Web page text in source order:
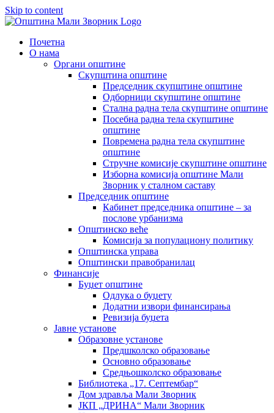
Skip to content
Почетна
О нама
Органи општине
Скупштина општине
Председник скупштине општине
Одборници скупштине општине
Стална радна тела скупштине општине
Посебна радна тела скупштине
општине
Повремена радна тела скупштине
општине
Стручне комисије скупштине општине
Изборна комисија општине Мали
Зворник у сталном саставу
Председник општине
Кабинет председника општине – за
послове урбанизма
Општинско веће
Комисија за популациону политику
Општинска управа
Општински правобранилац
Финансије
Буџет општине
Одлука о буџету
Додатни извори финансирања
Ревизија буџета
Јавне установе
Образовне установе
Предшколско образовање
Основно образовање
Средњошколско образовање
Библиотека „17. Септембар“
Дом здравља Мали Зворник
ЈКП „ДРИНА“ Мали Зворник